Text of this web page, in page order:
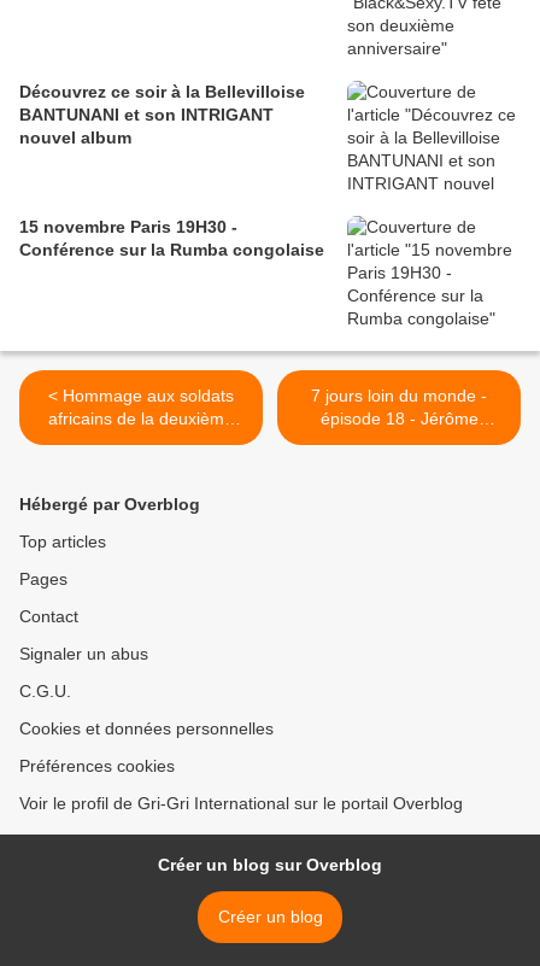
Découvrez ce soir à la Bellevilloise
BANTUNANI et son INTRIGANT
nouvel album
15 novembre Paris 19H30 -
Conférence sur la Rumba congolaise
< Hommage aux soldats
africains de la deuxième
guerre, ce samedi 10
7 jours loin du monde -
épisode 18 - Jérôme
Reijasse (Pierre Goldman,
Hébergé par Overblog
Top articles
Pages
Contact
Signaler un abus
C.G.U.
Cookies et données personnelles
Préférences cookies
Voir le profil de Gri-Gri International sur le portail Overblog
Créer un blog sur Overblog
Créer un blog